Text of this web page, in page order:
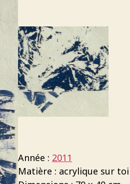
Année : 2011
Matière : acrylique sur